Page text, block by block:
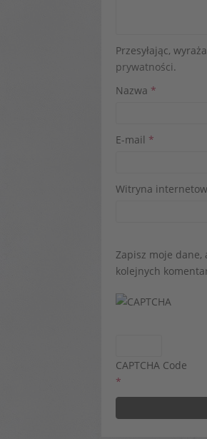
Przesyłając,
prywatności.
Nazwa *
E-mail *
Witryna
Zapisz moje
kolejnych
CAPTCHA Code
*